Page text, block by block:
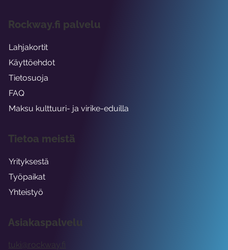
Asiakaspalvelu
tuki@rockway.fi
Rockway.fi palvelu
Lahjakortit
Käyttöehdot
Tietosuoja
FAQ
Maksu kulttuuri- ja virike-eduilla
Tietoa meistä
Yrityksestä
Työpaikat
Yhteistyö